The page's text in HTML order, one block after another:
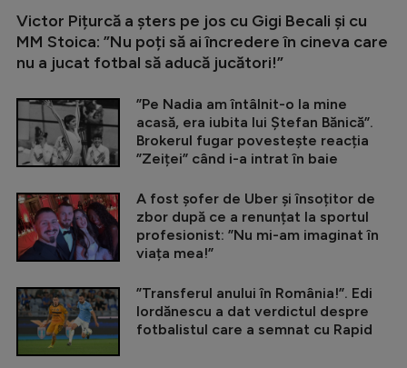
Victor Pițurcă a șters pe jos cu Gigi Becali și cu
MM Stoica: ”Nu poți să ai încredere în cineva care
nu a jucat fotbal să aducă jucători!”
”Pe Nadia am întâlnit-o la mine
acasă, era iubita lui Ștefan Bănică”.
Brokerul fugar povestește reacția
”Zeiței” când i-a intrat în baie
A fost șofer de Uber și însoțitor de
zbor după ce a renunțat la sportul
profesionist: ”Nu mi-am imaginat în
viața mea!”
”Transferul anului în România!”. Edi
Iordănescu a dat verdictul despre
fotbalistul care a semnat cu Rapid